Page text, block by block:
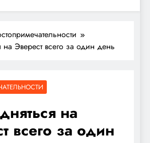
на Эверест всего за один день
на
всего за один